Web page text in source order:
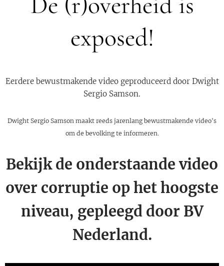
exposed!
Eerdere bewustmakende video geproduceerd door Dwight
Sergio Samson.
Dwight Sergio Samson maakt reeds jarenlang bewustmakende video's
om de bevolking te informeren.
Bekijk de onderstaande video
over corruptie op het hoogste
niveau, gepleegd door BV
Nederland.